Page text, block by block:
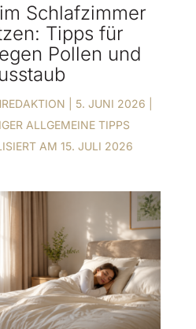
Schlafzimmer
Tipps für
Pollen und
5. JUNI 2026
ALLGEMEINE TIPPS
AM 15. JULI 2026